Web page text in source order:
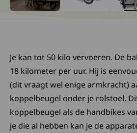
Je kan tot 50 kilo vervoeren. De
18 kilometer per uur. Hij is
(dit vraagt wel enige armkracht)
koppelbeugel onder je rolstoel.
koppelbeugel als de handbikes
je die al hebben kan je de